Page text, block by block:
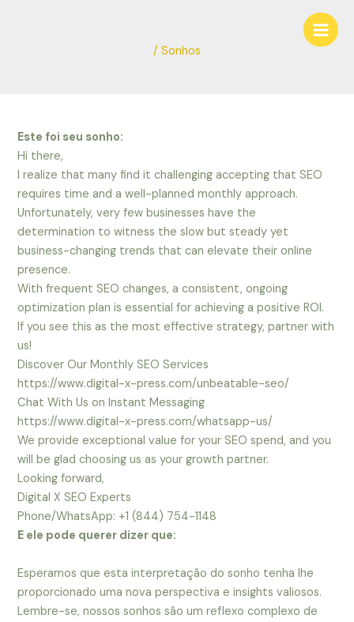
Main
/ Sonhos
Este foi seu sonho:
Hi there,
I realize that many find it challenging accepting that SEO
requires time and a well-planned monthly approach.
Unfortunately, very few businesses have the
determination to witness the slow but steady yet
business-changing trends that can elevate their online
presence.
With frequent SEO changes, a consistent, ongoing
optimization plan is essential for achieving a positive ROI.
If you see this as the most effective strategy, partner with
us!
Discover Our Monthly SEO Services
https://www.digital-x-press.com/unbeatable-seo/
Chat With Us on Instant Messaging
https://www.digital-x-press.com/whatsapp-us/
We provide exceptional value for your SEO spend, and you
will be glad choosing us as your growth partner.
Looking forward,
Digital X SEO Experts
Phone/WhatsApp: +1 (844) 754-1148
E ele pode querer dizer que:
Esperamos que esta interpretação do sonho tenha lhe
proporcionado uma nova perspectiva e insights valiosos.
Lembre-se, nossos sonhos são um reflexo complexo de